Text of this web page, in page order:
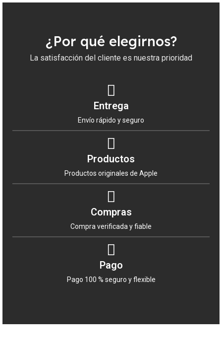
¿Por qué elegirnos?
La satisfacción del cliente es nuestra prioridad
Entrega
Envío rápido y seguro
Productos
Productos originales de Apple
Compras
Compra verificada y fiable
Pago
Pago 100 % seguro y flexible